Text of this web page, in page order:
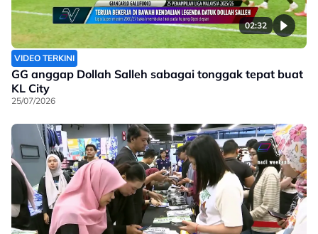
02:32
VIDEO TERKINI
GG anggap Dollah Salleh sabagai tonggak tepat buat
KL City
25/07/2026